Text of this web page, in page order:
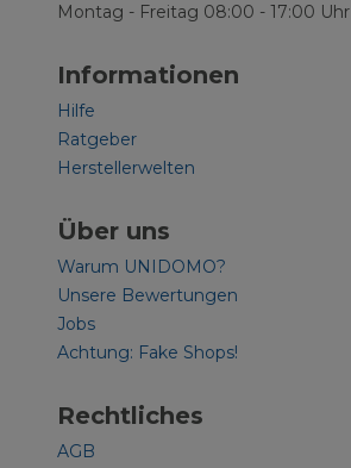
Montag - Freitag 08:00 - 17:00 Uhr
Informationen
Hilfe
Ratgeber
Herstellerwelten
Über uns
Warum UNIDOMO?
Unsere Bewertungen
Jobs
Achtung: Fake Shops!
Rechtliches
AGB